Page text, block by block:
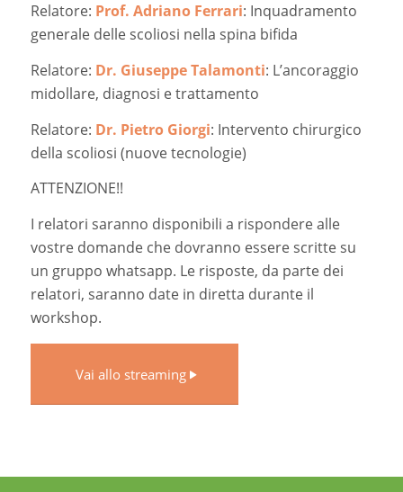
Relatore: Prof. Adriano Ferrari: Inquadramento
generale delle scoliosi nella spina bifida
Relatore: Dr. Giuseppe Talamonti: L’ancoraggio
midollare, diagnosi e trattamento
Relatore: Dr. Pietro Giorgi: Intervento chirurgico
della scoliosi (nuove tecnologie)
ATTENZIONE!!
I relatori saranno disponibili a rispondere alle
vostre domande che dovranno essere scritte su
un gruppo whatsapp. Le risposte, da parte dei
relatori, saranno date in diretta durante il
workshop.
Vai allo streaming